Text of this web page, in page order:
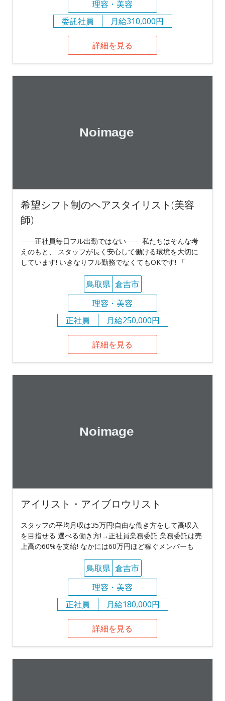
理容・美容
委託社員
月給310,000円
詳細を見る
希望シフト制のヘアスタイリスト(美容
師)
――正社員毎日フル出勤ではない―― 私たちはそんな考
えのもと、 スタッフが長く安心して働ける環境を大切に
しています! いきなりフル勤務でなくてもOKです! 「
鳥取県 倉吉市
理容・美容
正社員
月給250,000円
詳細を見る
アイリスト・アイブロウリスト
スタッフの平均月収は35万円!自由な働き方をして高収入
を目指せる 選べる働き方!→正社員業務委託 業務委託は売
上高の60%を支給! なかには60万円ほど稼ぐメンバーも
鳥取県 倉吉市
理容・美容
正社員
月給180,000円
詳細を見る